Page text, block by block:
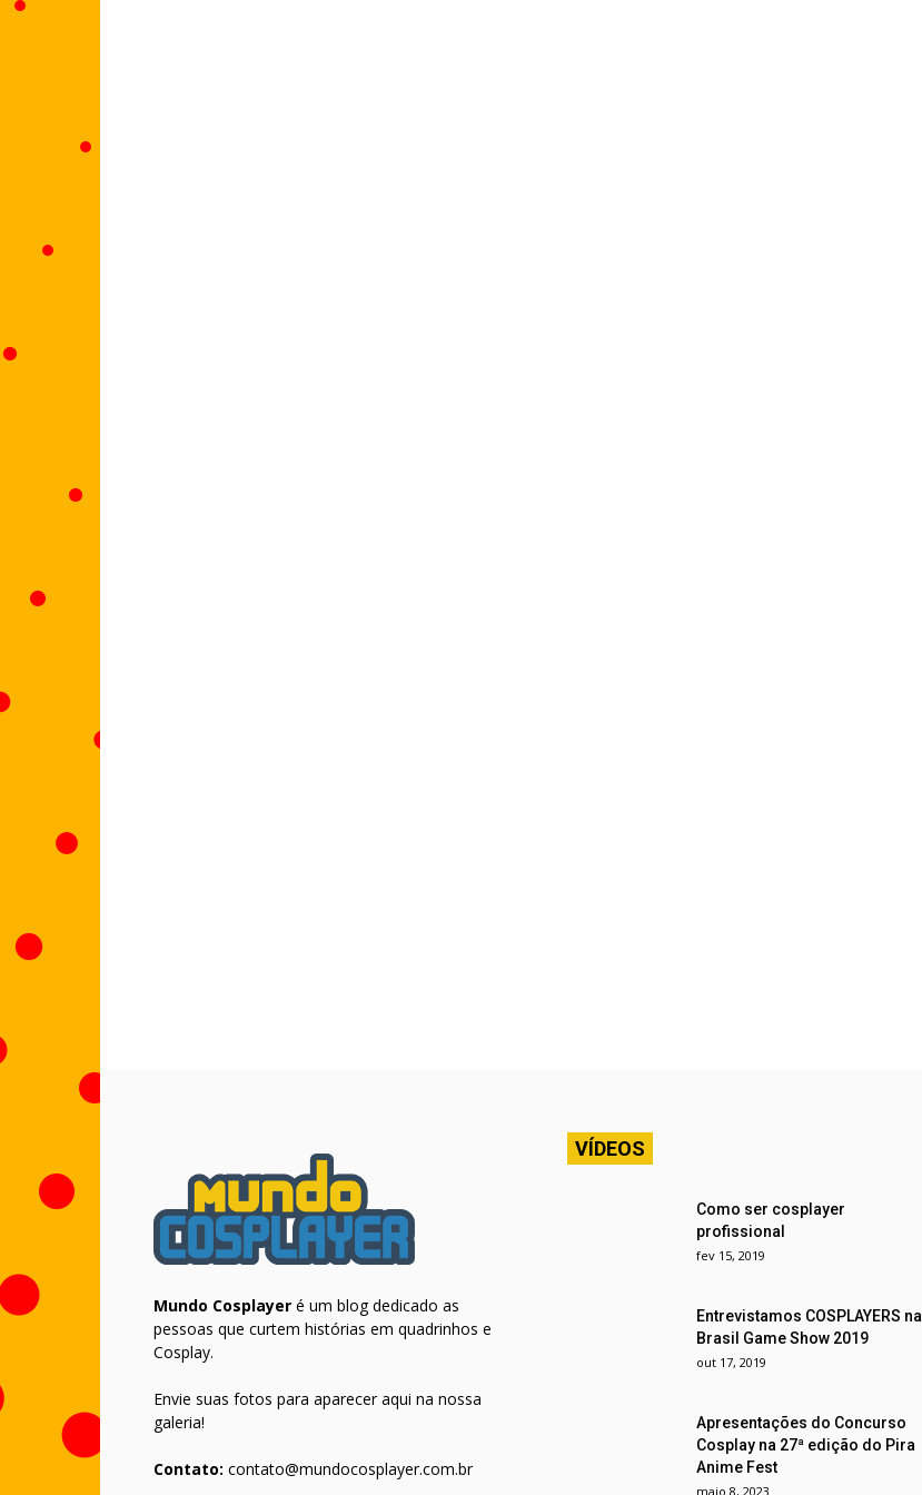
Mundo Cosplayer é um blog dedicado as
pessoas que curtem histórias em quadrinhos e
Cosplay.
Envie suas fotos para aparecer aqui na nossa
galeria!
Contato: contato@mundocosplayer.com.br
VÍDEOS
Como ser cosplayer
profissional
fev 15, 2019
Entrevistamos COSPLAYERS na
Brasil Game Show 2019
out 17, 2019
Apresentações do Concurso
Cosplay na 27ª edição do Pira
Anime Fest
maio 8, 2023